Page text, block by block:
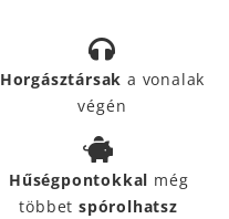
Horgásztársak a vonalak
végén
Hűségpontokkal még
többetspórolhatsz